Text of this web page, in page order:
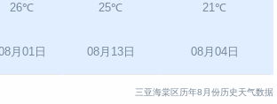
26℃
月01日
25℃
08月13日
21℃
08月04日
三亚海棠区历年8月份历史天气数据